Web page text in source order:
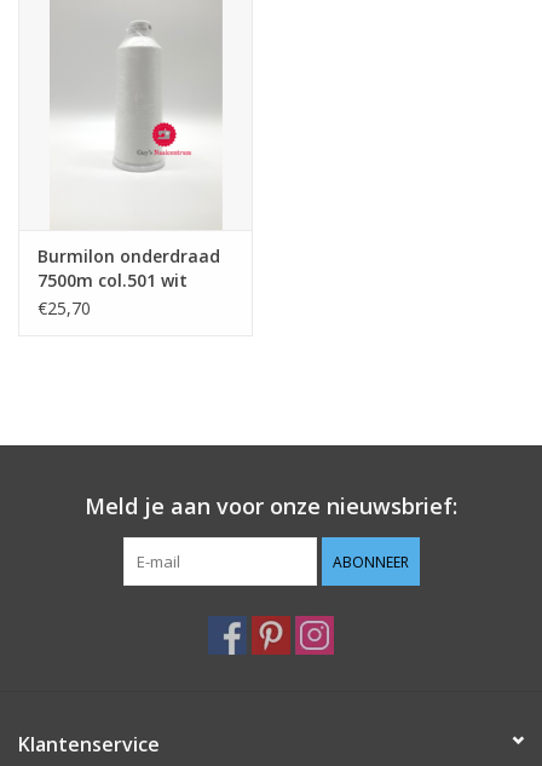
Burmilon onderdraad
7500m col.501 wit
€25,70
Meld je aan voor onze nieuwsbrief:
ABONNEER
Klantenservice